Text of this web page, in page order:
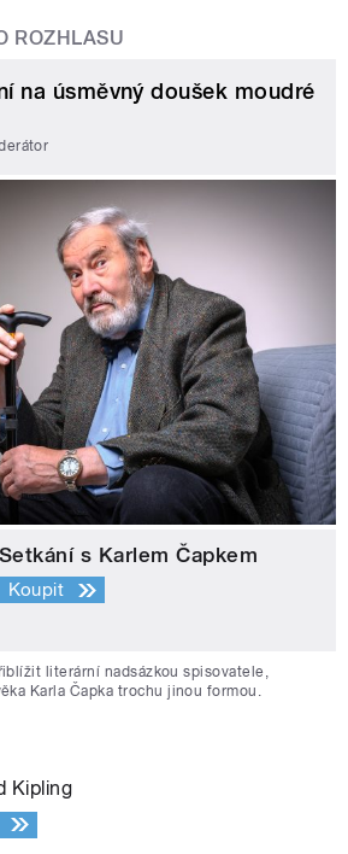
ROZHLASU
na úsměvný doušek moudré
Setkání s Karlem Čapkem
Koupit
literární nadsázkou spisovatele,
Karla Čapka trochu jinou formou.
Kipling